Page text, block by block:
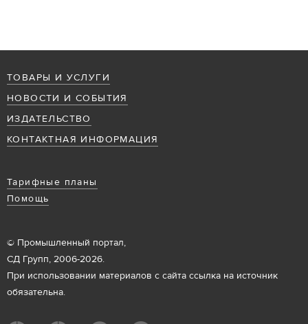
ТОВАРЫ И УСЛУГИ
НОВОСТИ И СОБЫТИЯ
ИЗДАТЕЛЬСТВО
КОНТАКТНАЯ ИНФОРМАЦИЯ
Тарифные планы
Помощь
© Промышленный портал,
СД Групп, 2006-2026.
При использовании материалов с сайта ссылка на источник
обязательна.